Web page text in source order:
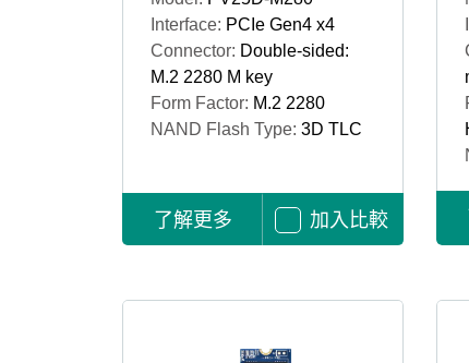
Interface: PCIe Gen4 x4
Connector: Double-sided:
M.2 2280 M key
Form Factor: M.2 2280
NAND Flash Type: 3D TLC
了解更多 加入比較